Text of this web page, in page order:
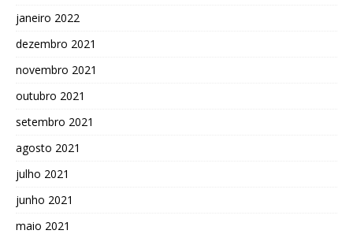
janeiro 2022
dezembro 2021
novembro 2021
outubro 2021
setembro 2021
agosto 2021
julho 2021
junho 2021
maio 2021